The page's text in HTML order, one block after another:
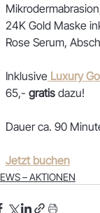
24K Gold Maske
Rose Serum,
Inklusive Luxury
65,- gratis dazu!
Dauer ca. 90
Jetzt buchen
– AKTIONEN